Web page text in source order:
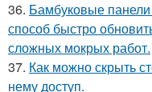
36. Бамбуковые панели
способ быстро
сложных мокрых работ.
37. Как можно скрыть
нему доступ.